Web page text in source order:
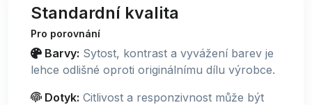
Standardní kvalita
Pro porovnání
Barvy: Sytost, kontrast a vyvážení barev je
lehce odlišné oproti originálnímu dílu výrobce.
Dotyk: Citlivost a responzivnost může být